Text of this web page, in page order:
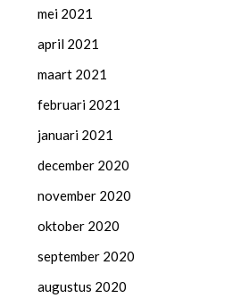
mei 2021
april 2021
maart 2021
februari 2021
januari 2021
december 2020
november 2020
oktober 2020
september 2020
augustus 2020